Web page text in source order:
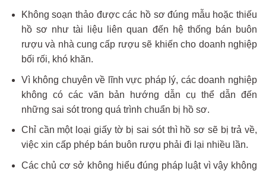
Không soạn thảo được các hồ sơ đúng mẫu hoặc thiếu
hồ sơ như tài liệu liên quan đến hệ thống bán buôn
rượu và nhà cung cấp rượu sẽ khiến cho doanh nghiệp
bối rối, khó khăn.
Vì không chuyên về lĩnh vực pháp lý, các doanh nghiệp
không có các văn bản hướng dẫn cụ thể dẫn đến
những sai sót trong quá trình chuẩn bị hồ sơ.
Chỉ cần một loại giấy tờ bị sai sót thì hồ sơ sẽ bị trả về,
việc xin cấp phép bán buôn rượu phải đi lại nhiều lần.
Các chủ cơ sở không hiểu đúng pháp luật vì vậy không